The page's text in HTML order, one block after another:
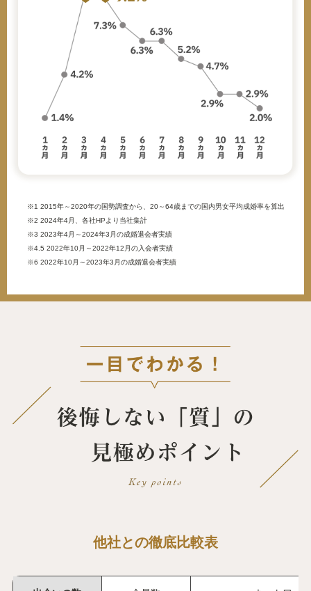
※1 2015年～2020年の国勢調査から、20～64歳までの国内男女平均成婚率を算出
※2 2024年4月、各社HPより当社集計
※3 2023年4月～2024年3月の成婚退会者実績
※4.5 2022年10月～2022年12月の入会者実績
※6 2022年10月～2023年3月の成婚退会者実績
他社との徹底比較表